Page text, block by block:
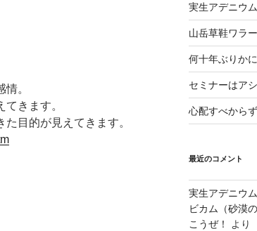
。
きます。
目的が見えてきます。
実生アデニウ
山岳草鞋ワラ
何十年ぶりか
セミナーはア
心配すべからず
最近のコメント
実生アデニウ
ビカム（砂漠
こうぜ！
より